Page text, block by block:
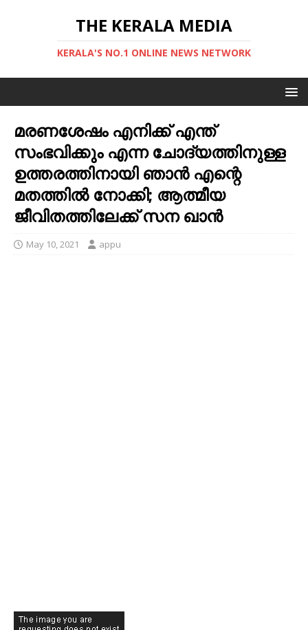
THE KERALA MEDIA
KERALA'S NO.1 ONLINE NEWS NETWORK
മരണശേഷം എനിക്ക് എന്ത്
സംഭവിക്കും എന്ന ചോദ്യത്തിനുള്ള
ഉത്തരത്തിനായി ഞാൻ എന്റെ
മതത്തിൽ നോക്കി; ആത്മീയ
ജീവിതത്തിലേക്ക് സന ഖാൻ
May 10, 2021 appu